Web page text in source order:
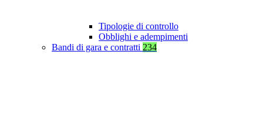
Tipologie di controllo
Obblighi e adempimenti
Bandi di gara e contratti 234